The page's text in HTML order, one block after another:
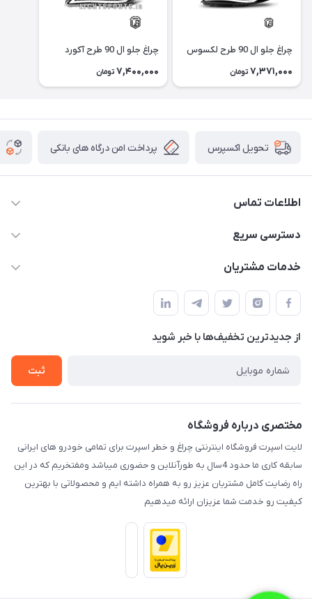
چراغ جلو ال 90 طرح لکسوس
7,371,000 تومان
چراغ جلو ال 90 طرح آکورد
7,400,000 تومان
تحویل اکسپرس پرداخت امن درگاه های بانکی
اطلاعات تماس
09012926386
دسترسی سریع
حساب کاربری
لیست محصولات
درباره ما
خدمات مشتریان
قوانین و مقررات
حریم خصوصی
راهنما
از جدید‌ترین تخفیف‌ها با‌ خبر شوید
ثبت
مختصری درباره فروشگاه
لایت اسپرت فروشگاه اینترنتی چراغ و خطر اسپرت برای تمامی خودرو های ایرانی
سابقه کاری ما حدود 4سال به طورآنلاین و حضوری میباشد ومفتخریم که در این
راه رضایت کامل مشتریان عزیز رو به همراه داشته ایم و محصولاتی با بهترین
کیفیت رو خدمت شما عزیزان ارائه میدهیم